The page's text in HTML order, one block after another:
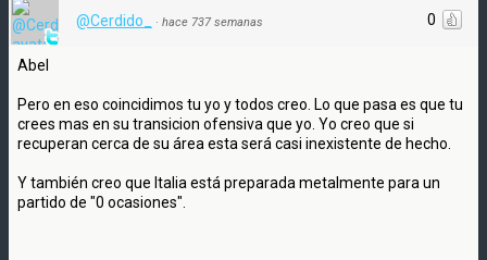
0
@Cerdido_ · hace 737 semanas
Abel
Pero en eso coincidimos tu yo y todos creo. Lo que pasa es que tu
crees mas en su transicion ofensiva que yo. Yo creo que si
recuperan cerca de su área esta será casi inexistente de hecho.
Y también creo que Italia está preparada metalmente para un
partido de "0 ocasiones".